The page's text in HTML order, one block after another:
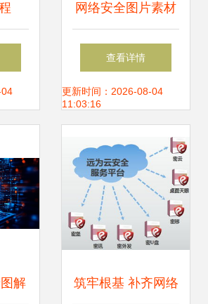
网络安全图片素材
与网络信息安全软
件开发指南
查看详情
更新时间：2026-08-04
11:03:16
解 筑牢根基 补齐网络